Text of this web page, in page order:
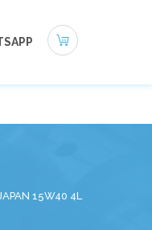
15W40 4L